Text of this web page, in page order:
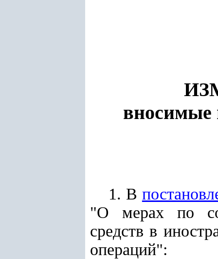
вносимые
1. В
"О мерах по
средств в
операций":